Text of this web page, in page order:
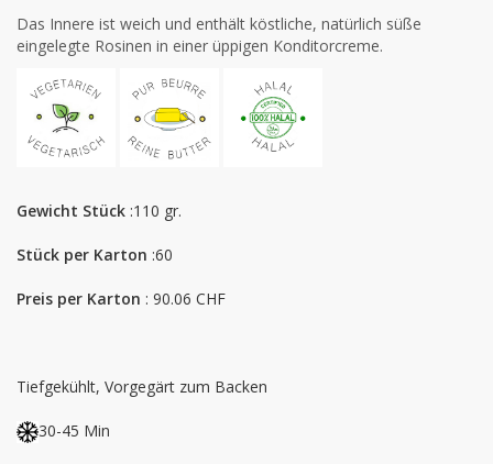
Das Innere ist weich und enthält köstliche, natürlich süße
eingelegte Rosinen in einer üppigen Konditorcreme.
Gewicht Stück :110 gr.
Stück per Karton :60
Preis per Karton : 90.06 CHF
Tiefgekühlt, Vorgegärt zum Backen
30-45 Min